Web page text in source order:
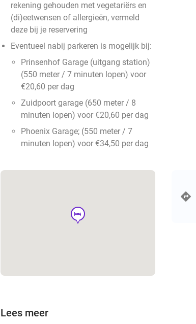
rekening gehouden met vegetariërs en
(di)eetwensen of allergieën, vermeld
deze bij je reservering
Eventueel nabij parkeren is mogelijk bij:
Prinsenhof Garage (uitgang station)
(550 meter / 7 minuten lopen) voor
€20,60 per dag
Zuidpoort garage (650 meter / 8
minuten lopen) voor €20,60 per dag
Phoenix Garage; (550 meter / 7
minuten lopen) voor €34,50 per dag
hotel
Lees meer